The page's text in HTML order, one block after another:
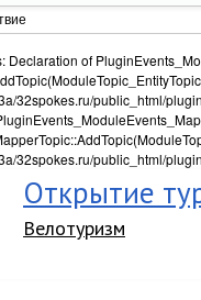
Declaration of
32spokes.ru/public_html/
32spokes.ru/public_html/
Открытие
Велотуризм